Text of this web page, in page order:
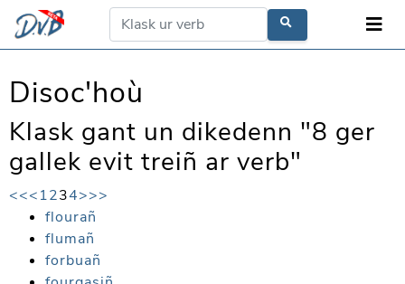
Disoc'hoù
Klask gant un dikedenn "8 ger
gallek evit treiñ ar verb"
<<<1234>>>
flourañ
flumañ
forbuañ